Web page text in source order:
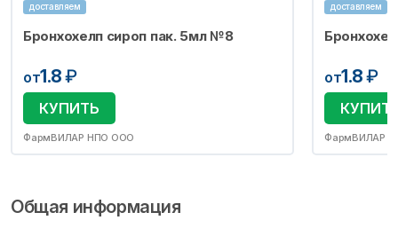
доставляем
Бронхохелп сироп пак. 5мл №8
от1.8₽
КУПИТЬ
ФармВИЛАР НПО ООО
доставляем
от1.8₽
ФармВИЛАР
Общая информация